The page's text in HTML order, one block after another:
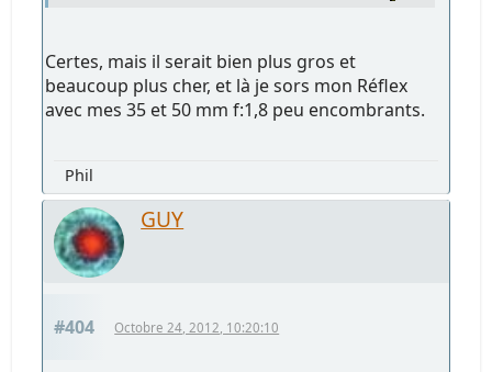
Certes, mais il serait bien plus gros et
beaucoup plus cher, et là je sors mon Réflex
avec mes 35 et 50 mm f:1,8 peu encombrants.
Phil
GUY
#404 Octobre 24, 2012, 10:20:10